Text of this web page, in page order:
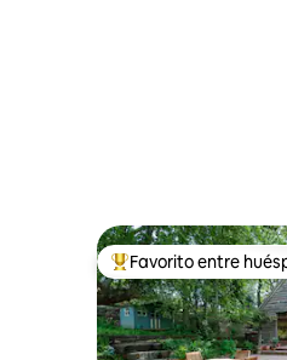
De los mejores en
Favorito entre